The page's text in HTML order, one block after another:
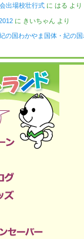
出場校壮行式 にはる より
に きいちゃん より
の国わかやま国体・紀の